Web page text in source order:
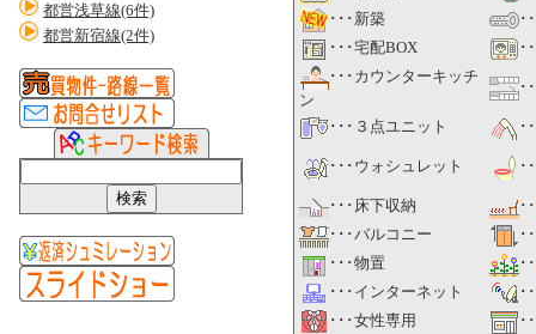
都営浅草線(6件)
都営新宿線(2件)
･･･新築
･
･･･宅配BOX
･
･･･カウンターキッチ
ン
･
･･･３点ユニット ･
･･･ウォシュレット ･
･･･床下収納
･
･･･バルコニー
･
･･･物置
･
･･･インターネット
･
･･･女性専用
･